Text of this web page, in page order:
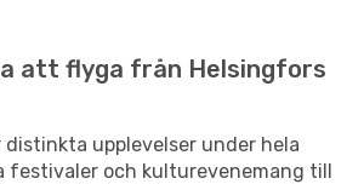
att flyga från Helsingfors
upplevelser under hela
festivaler och kulturevenemang till